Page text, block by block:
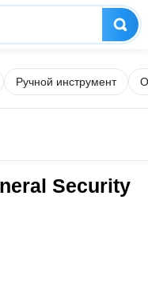
Ручной инструмент
Security